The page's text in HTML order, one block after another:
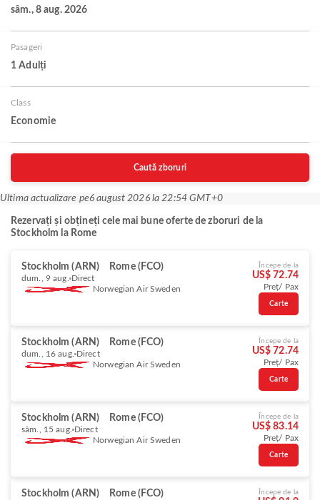
sâm., 8 aug. 2026
Pasageri
1 Adulți
Class
Economie
Caută zboruri
Ultima actualizare pe6 august 2026 la 22:54 GMT+0
Rezervați și obțineți cele mai bune oferte de zboruri de la
Stockholm la Rome
Stockholm (ARN) Rome (FCO)
dum., 9 aug. Direct
Norwegian Air Sweden
Începe de la
US$ 72.74
Preț/ Pax
Carte
Stockholm (ARN) Rome (FCO)
dum., 16 aug. Direct
Norwegian Air Sweden
Începe de la
US$ 72.74
Preț/ Pax
Carte
Stockholm (ARN) Rome (FCO)
sâm., 15 aug. Direct
Norwegian Air Sweden
Începe de la
US$ 83.14
Preț/ Pax
Carte
Stockholm (ARN) Rome (FCO) Începe de la